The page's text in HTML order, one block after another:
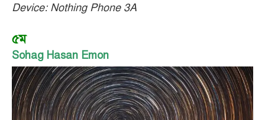
Device: Nothing Phone 3A
৫ম
Sohag Hasan Emon